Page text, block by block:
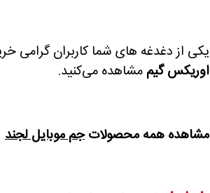
یکی از دغدغه های شما کاربران گرامی
اوریکس گیم مشاهدهمی‌کنید.
مشاهده همه محصولاتجم موبایل لجند